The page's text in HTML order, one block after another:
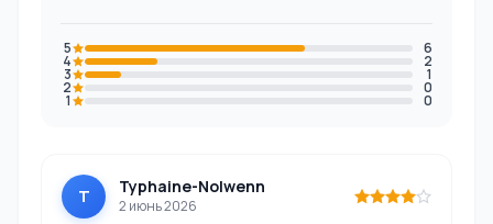
5 6
4 2
3 1
2 0
1 0
T Typhaine-Nolwenn
2 июнь 2026